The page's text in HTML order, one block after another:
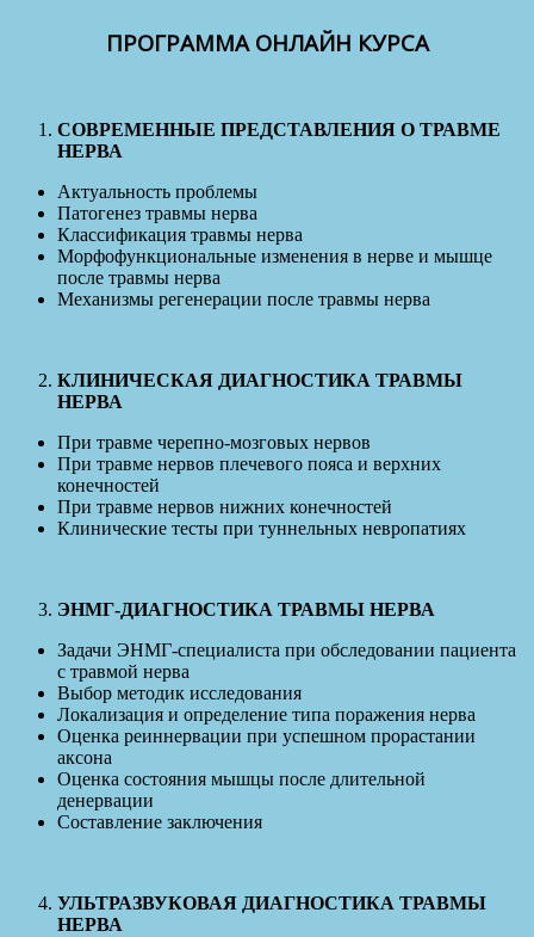
ПРОГРАММА ОНЛАЙН КУРСА
СОВРЕМЕННЫЕ ПРЕДСТАВЛЕНИЯ О ТРАВМЕ
НЕРВА
Актуальность проблемы
Патогенез травмы нерва
Классификация травмы нерва
Морфофункциональные изменения в нерве и мышце
после травмы нерва
Механизмы регенерации после травмы нерва
КЛИНИЧЕСКАЯ ДИАГНОСТИКА ТРАВМЫ
НЕРВА
При травме черепно-мозговых нервов
При травме нервов плечевого пояса и верхних
конечностей
При травме нервов нижних конечностей
Клинические тесты при туннельных невропатиях
ЭНМГ-ДИАГНОСТИКА ТРАВМЫ НЕРВА
Задачи ЭНМГ-специалиста при обследовании пациента
с травмой нерва
Выбор методик исследования
Локализация и определение типа поражения нерва
Оценка реиннервации при успешном прорастании
аксона
Оценка состояния мышцы после длительной
денервации
Составление заключения
УЛЬТРАЗВУКОВАЯ ДИАГНОСТИКА ТРАВМЫ
НЕРВА